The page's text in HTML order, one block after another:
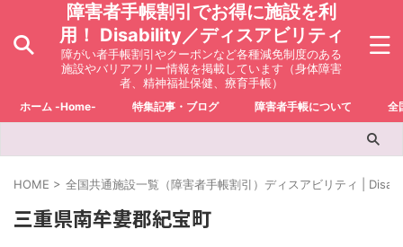
障害者手帳割引でお得に施設を利
用！ Disability／ディスアビリティ
障がい者手帳割引やクーポンなど各種減免制度のある
施設やバリアフリー情報を掲載しています（身体障害
者、精神福祉保健、療育手帳）
ホーム -Home- 特集記事・ブログ 障害者手帳について 全
HOME > 全国共通施設一覧（障害者手帳割引）ディスアビリティ |
三重県南牟婁郡紀宝町